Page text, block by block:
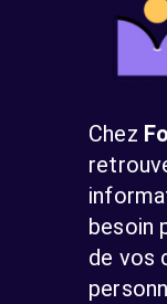
Chez
besoin
de vos